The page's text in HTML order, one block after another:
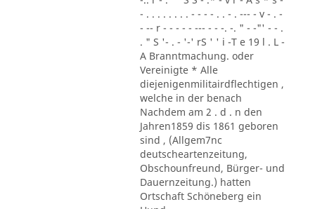
- . . . . . . . . - - - - . . - . --- - v - . -
- -- r - - - - - --- - - -. -. " - -"' - - .
. " S '- . - '-' rS ' ' i -T e 19 l . L -
A Branntmachung. oder
Vereinigte * Alle
diejenigenmilitairdflechtigen ,
welche in der benach
Nachdem am 2 . d . n den
Jahren1859 dis 1861 geboren
sind , (Allgem7nc
deutscheartenzeitung,
Obschounfreund, Bürger- und
Dauernzeitung.) hatten
Ortschaft Schöneberg ein